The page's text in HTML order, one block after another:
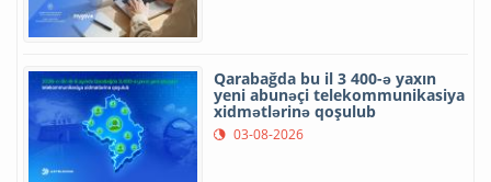
Qarabağda bu il 3 400-ə yaxın
yeni abunəçi telekommunikasiya
xidmətlərinə qoşulub
03-08-2026